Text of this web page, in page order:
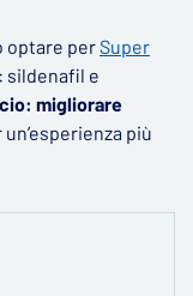
optare perSuper
sildenafil e
migliorare
un’esperienza più